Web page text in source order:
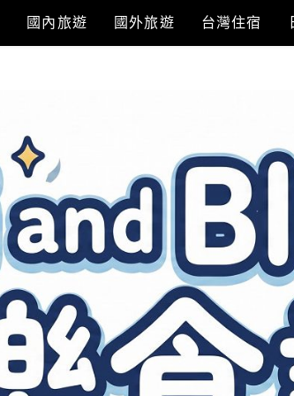
國內旅遊 國外旅遊 台灣住宿